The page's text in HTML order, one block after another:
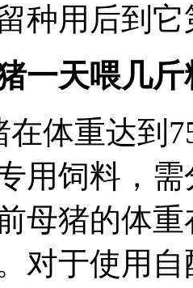
种用后到
一天喂几斤
在体重达到
用饲料，
母猪的体
对于使用